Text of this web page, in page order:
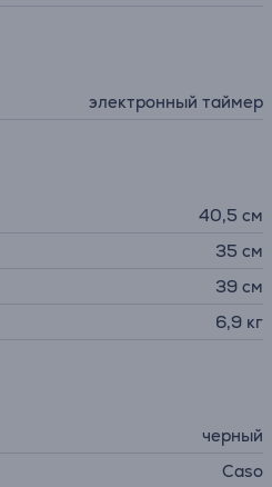
электронный таймер
40,5 см
35 см
39 см
6,9 кг
черный
Caso